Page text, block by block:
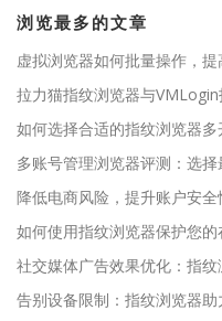
浏览最多的文章
虚拟浏览器如何批量操作，提
拉力猫指纹浏览器与
如何选择合适的指纹浏览器
多账号管理浏览器评测：选择
降低电商风险，提升账户安
如何使用指纹浏览器保护您的
社交媒体广告效果优化：指
告别设备限制：指纹浏览器